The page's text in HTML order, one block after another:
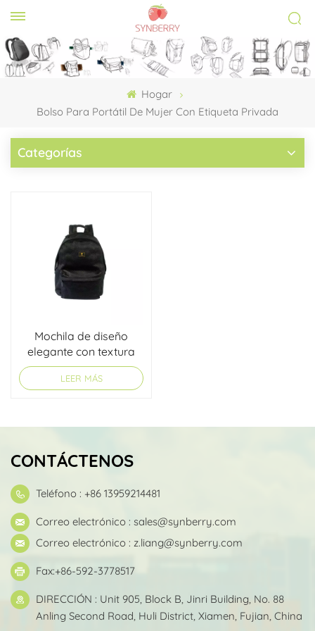
Hogar
Bolso Para Portátil De Mujer Con Etiqueta Privada
Categorías
Mochila de diseño
elegante con textura
granular con logotipo
personalizado
LEER MÁS
CONTÁCTENOS
Teléfono : +86 13959214481
Correo electrónico : sales@synberry.com
Correo electrónico : z.liang@synberry.com
Fax:+86-592-3778517
DIRECCIÓN : Unit 905, Block B, Jinri Building, No. 88
Anling Second Road, Huli District, Xiamen, Fujian, China